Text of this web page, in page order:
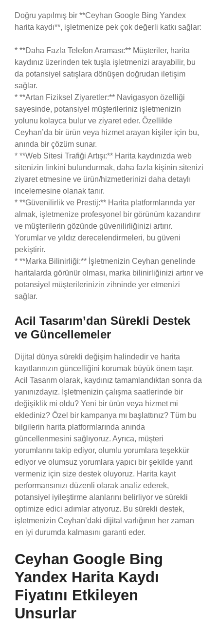
Doğru yapılmış bir **Ceyhan Google Bing Yandex
harita kaydı**, işletmenize pek çok değerli katkı sağlar:
* **Daha Fazla Telefon Araması:** Müşteriler, harita
kaydınız üzerinden tek tuşla işletmenizi arayabilir, bu
da potansiyel satışlara dönüşen doğrudan iletişim
sağlar.
* **Artan Fiziksel Ziyaretler:** Navigasyon özelliği
sayesinde, potansiyel müşterileriniz işletmenizin
yolunu kolayca bulur ve ziyaret eder. Özellikle
Ceyhan’da bir ürün veya hizmet arayan kişiler için bu,
anında bir çözüm sunar.
* **Web Sitesi Trafiği Artışı:** Harita kaydınızda web
sitenizin linkini bulundurmak, daha fazla kişinin sitenizi
ziyaret etmesine ve ürün/hizmetlerinizi daha detaylı
incelemesine olanak tanır.
* **Güvenilirlik ve Prestij:** Harita platformlarında yer
almak, işletmenize profesyonel bir görünüm kazandırır
ve müşterilerin gözünde güvenilirliğinizi artırır.
Yorumlar ve yıldız derecelendirmeleri, bu güveni
pekiştirir.
* **Marka Bilinirliği:** İşletmenizin Ceyhan genelinde
haritalarda görünür olması, marka bilinirliğinizi artırır ve
potansiyel müşterilerinizin zihninde yer etmenizi
sağlar.
Acil Tasarım’dan Sürekli Destek
ve Güncellemeler
Dijital dünya sürekli değişim halindedir ve harita
kayıtlarınızın güncelliğini korumak büyük önem taşır.
Acil Tasarım olarak, kaydınız tamamlandıktan sonra da
yanınızdayız. İşletmenizin çalışma saatlerinde bir
değişiklik mi oldu? Yeni bir ürün veya hizmet mi
eklediniz? Özel bir kampanya mı başlattınız? Tüm bu
bilgilerin harita platformlarında anında
güncellenmesini sağlıyoruz. Ayrıca, müşteri
yorumlarını takip ediyor, olumlu yorumlara teşekkür
ediyor ve olumsuz yorumlara yapıcı bir şekilde yanıt
vermeniz için size destek oluyoruz. Harita kayıt
performansınızı düzenli olarak analiz ederek,
potansiyel iyileştirme alanlarını belirliyor ve sürekli
optimize edici adımlar atıyoruz. Bu sürekli destek,
işletmenizin Ceyhan’daki dijital varlığının her zaman
en iyi durumda kalmasını garanti eder.
Ceyhan Google Bing
Yandex Harita Kaydı
Fiyatını Etkileyen
Unsurlar